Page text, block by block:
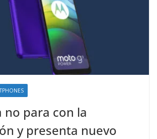
para con la
y presenta nuevo